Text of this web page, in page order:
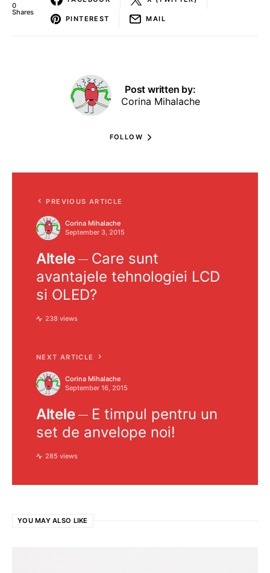
0
Shares
PINTEREST MAIL
Post written by:
Corina Mihalache
FOLLOW
PREVIOUS ARTICLE
Corina Mihalache
September 3, 2015
Altele
Care sunt
avantajele tehnologiei LCD
si OLED?
238 views
NEXT ARTICLE
Corina Mihalache
September 16, 2015
Altele
E timpul pentru un
set de anvelope noi!
285 views
YOU MAY ALSO LIKE